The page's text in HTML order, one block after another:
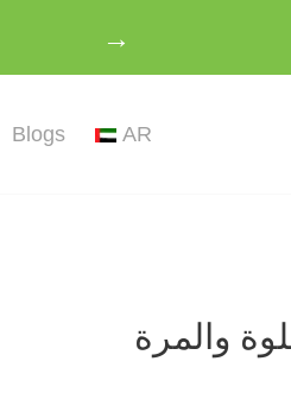
→
Blogs AR
والمرة